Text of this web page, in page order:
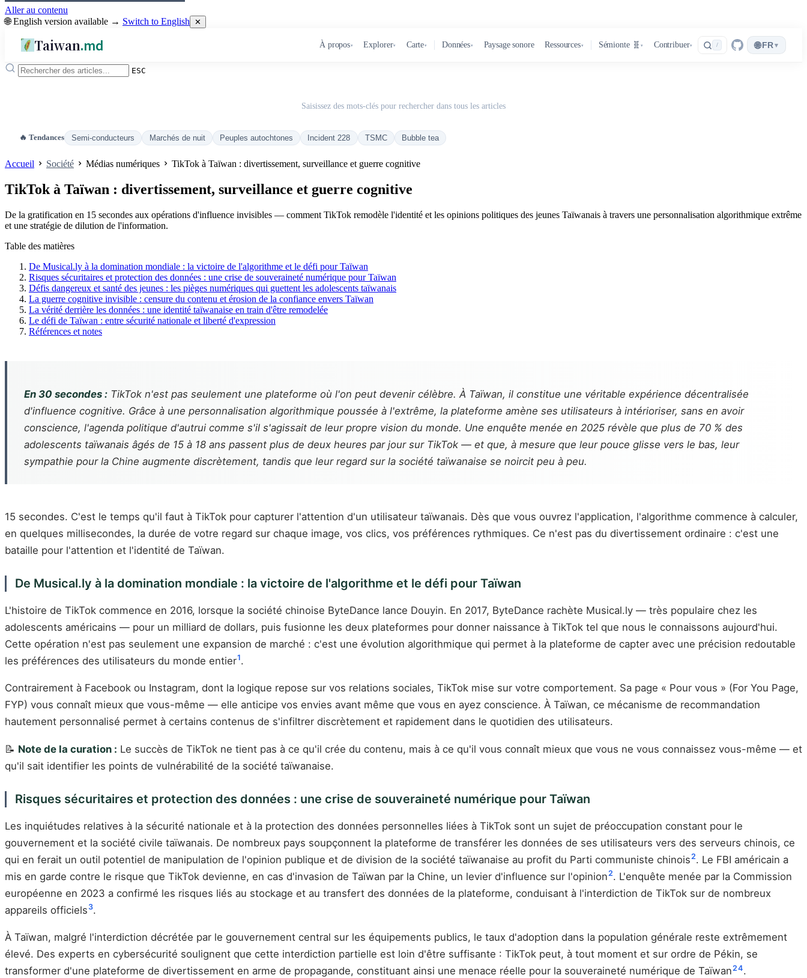
Aller au contenu
🌐 English version available → Switch to English ✕
Taiwan.md À propos▾ Explorer▾ Carte▾ Données▾ Paysage sonore Ressources▾ Sémionte 🧬 ▾ Contribuer▾ / 🌐FR ▾
ESC
Saisissez des mots-clés pour rechercher dans tous les articles
🔥 Tendances Semi-conducteurs Marchés de nuit Peuples autochtones Incident 228 TSMC Bubble tea
Accueil Société Médias numériques TikTok à Taïwan : divertissement, surveillance et guerre cognitive
TikTok à Taïwan : divertissement, surveillance et guerre cognitive
De la gratification en 15 secondes aux opérations d'influence invisibles — comment TikTok remodèle l'identité et les opinions politiques des jeunes Taïwanais à travers une personnalisation algorithmique extrême
et une stratégie de dilution de l'information.
Table des matières
De Musical.ly à la domination mondiale : la victoire de l'algorithme et le défi pour Taïwan
Risques sécuritaires et protection des données : une crise de souveraineté numérique pour Taïwan
Défis dangereux et santé des jeunes : les pièges numériques qui guettent les adolescents taïwanais
La guerre cognitive invisible : censure du contenu et érosion de la confiance envers Taïwan
La vérité derrière les données : une identité taïwanaise en train d'être remodelée
Le défi de Taïwan : entre sécurité nationale et liberté d'expression
Références et notes
En 30 secondes : TikTok n'est pas seulement une plateforme où l'on peut devenir célèbre. À Taïwan, il constitue une véritable expérience décentralisée
d'influence cognitive. Grâce à une personnalisation algorithmique poussée à l'extrême, la plateforme amène ses utilisateurs à intérioriser, sans en avoir
conscience, l'agenda politique d'autrui comme s'il s'agissait de leur propre vision du monde. Une enquête menée en 2025 révèle que plus de 70 % des
adolescents taïwanais âgés de 15 à 18 ans passent plus de deux heures par jour sur TikTok — et que, à mesure que leur pouce glisse vers le bas, leur
sympathie pour la Chine augmente discrètement, tandis que leur regard sur la société taïwanaise se noircit peu à peu.
15 secondes. C'est le temps qu'il faut à TikTok pour capturer l'attention d'un utilisateur taïwanais. Dès que vous ouvrez l'application, l'algorithme commence à calculer,
en quelques millisecondes, la durée de votre regard sur chaque image, vos clics, vos préférences rythmiques. Ce n'est pas du divertissement ordinaire : c'est une
bataille pour l'attention et l'identité de Taïwan.
De Musical.ly à la domination mondiale : la victoire de l'algorithme et le défi pour Taïwan
L'histoire de TikTok commence en 2016, lorsque la société chinoise ByteDance lance Douyin. En 2017, ByteDance rachète Musical.ly — très populaire chez les
adolescents américains — pour un milliard de dollars, puis fusionne les deux plateformes pour donner naissance à TikTok tel que nous le connaissons aujourd'hui.
Cette opération n'est pas seulement une expansion de marché : c'est une évolution algorithmique qui permet à la plateforme de capter avec une précision redoutable
les préférences des utilisateurs du monde entier1.
Contrairement à Facebook ou Instagram, dont la logique repose sur vos relations sociales, TikTok mise sur votre comportement. Sa page « Pour vous » (For You Page,
FYP) vous connaît mieux que vous-même — elle anticipe vos envies avant même que vous en ayez conscience. À Taïwan, ce mécanisme de recommandation
hautement personnalisé permet à certains contenus de s'infiltrer discrètement et rapidement dans le quotidien des utilisateurs.
📝 Note de la curation : Le succès de TikTok ne tient pas à ce qu'il crée du contenu, mais à ce qu'il vous connaît mieux que vous ne vous connaissez vous-même — et
qu'il sait identifier les points de vulnérabilité de la société taïwanaise.
Risques sécuritaires et protection des données : une crise de souveraineté numérique pour Taïwan
Les inquiétudes relatives à la sécurité nationale et à la protection des données personnelles liées à TikTok sont un sujet de préoccupation constant pour le
gouvernement et la société civile taïwanais. De nombreux pays soupçonnent la plateforme de transférer les données de ses utilisateurs vers des serveurs chinois, ce
qui en ferait un outil potentiel de manipulation de l'opinion publique et de division de la société taïwanaise au profit du Parti communiste chinois2. Le FBI américain a
mis en garde contre le risque que TikTok devienne, en cas d'invasion de Taïwan par la Chine, un levier d'influence sur l'opinion2. L'enquête menée par la Commission
européenne en 2023 a confirmé les risques liés au stockage et au transfert des données de la plateforme, conduisant à l'interdiction de TikTok sur de nombreux
appareils officiels 3.
À Taïwan, malgré l'interdiction décrétée par le gouvernement central sur les équipements publics, le taux d'adoption dans la population générale reste extrêmement
élevé. Des experts en cybersécurité soulignent que cette interdiction partielle est loin d'être suffisante : TikTok peut, à tout moment et sur ordre de Pékin, se
transformer d'une plateforme de divertissement en arme de propagande, constituant ainsi une menace réelle pour la souveraineté numérique de Taïwan24.